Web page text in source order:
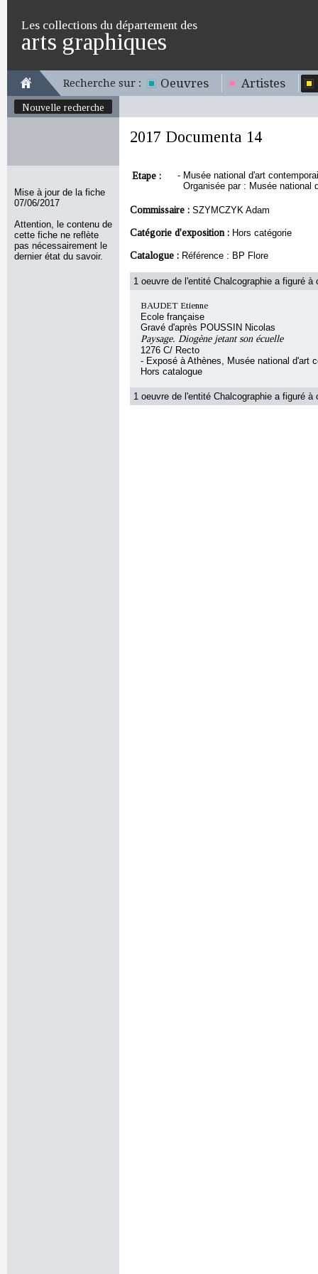
Les collections du département des
arts graphiques
Recherche sur : Oeuvres Artistes
Nouvelle recherche
Mise à jour de la fiche
07/06/2017
Attention, le contenu de
cette fiche ne reflète
pas nécessairement le
dernier état du savoir.
2017 Documenta 14
Etape : - Musée national d'art
Organisée par : Musée national
Commissaire : SZYMCZYK Adam
Catégorie d'exposition : Hors catégorie
Catalogue : Référence : BP Flore
1 oeuvre de l'entité Chalcographie a figuré à
BAUDET Etienne
Ecole française
Gravé d'après POUSSIN Nicolas
Paysage. Diogène jetant son écuelle
1276 C/ Recto
- Exposé à Athènes, Musée national d'art
Hors catalogue
1 oeuvre de l'entité Chalcographie a figuré à